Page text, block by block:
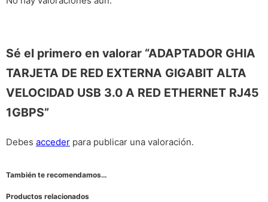
Sé el primero en valorar “ADAPTADOR GHIA
TARJETA DE RED EXTERNA GIGABIT ALTA
VELOCIDAD USB 3.0 A RED ETHERNET RJ45
1GBPS”
Debes acceder para publicar una valoración.
También te recomendamos…
Productos relacionados